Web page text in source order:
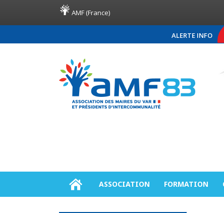
AMF (France)
ALERTE INFO
COMMUNIQUÉ DE PRESSE
ASSOCIATION FORMATION